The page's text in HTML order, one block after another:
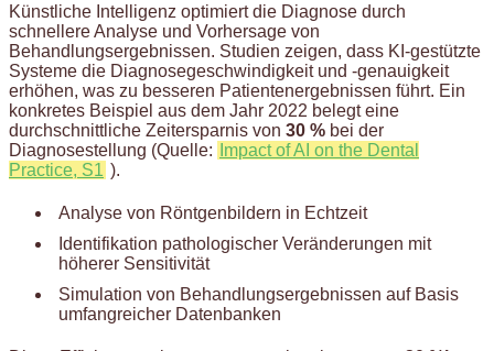
Künstliche Intelligenz optimiert die Diagnose durch
schnellere Analyse und Vorhersage von
Behandlungsergebnissen. Studien zeigen, dass KI-gestützte
Systeme die Diagnosegeschwindigkeit und -genauigkeit
erhöhen, was zu besseren Patientenergebnissen führt. Ein
konkretes Beispiel aus dem Jahr 2022 belegt eine
durchschnittliche Zeitersparnis von 30 % bei der
Diagnosestellung (Quelle:
Impact of AI on the Dental
Practice, S1 ).
Analyse von Röntgenbildern in Echtzeit
Identifikation pathologischer Veränderungen mit
höherer Sensitivität
Simulation von Behandlungsergebnissen auf Basis
umfangreicher Datenbanken